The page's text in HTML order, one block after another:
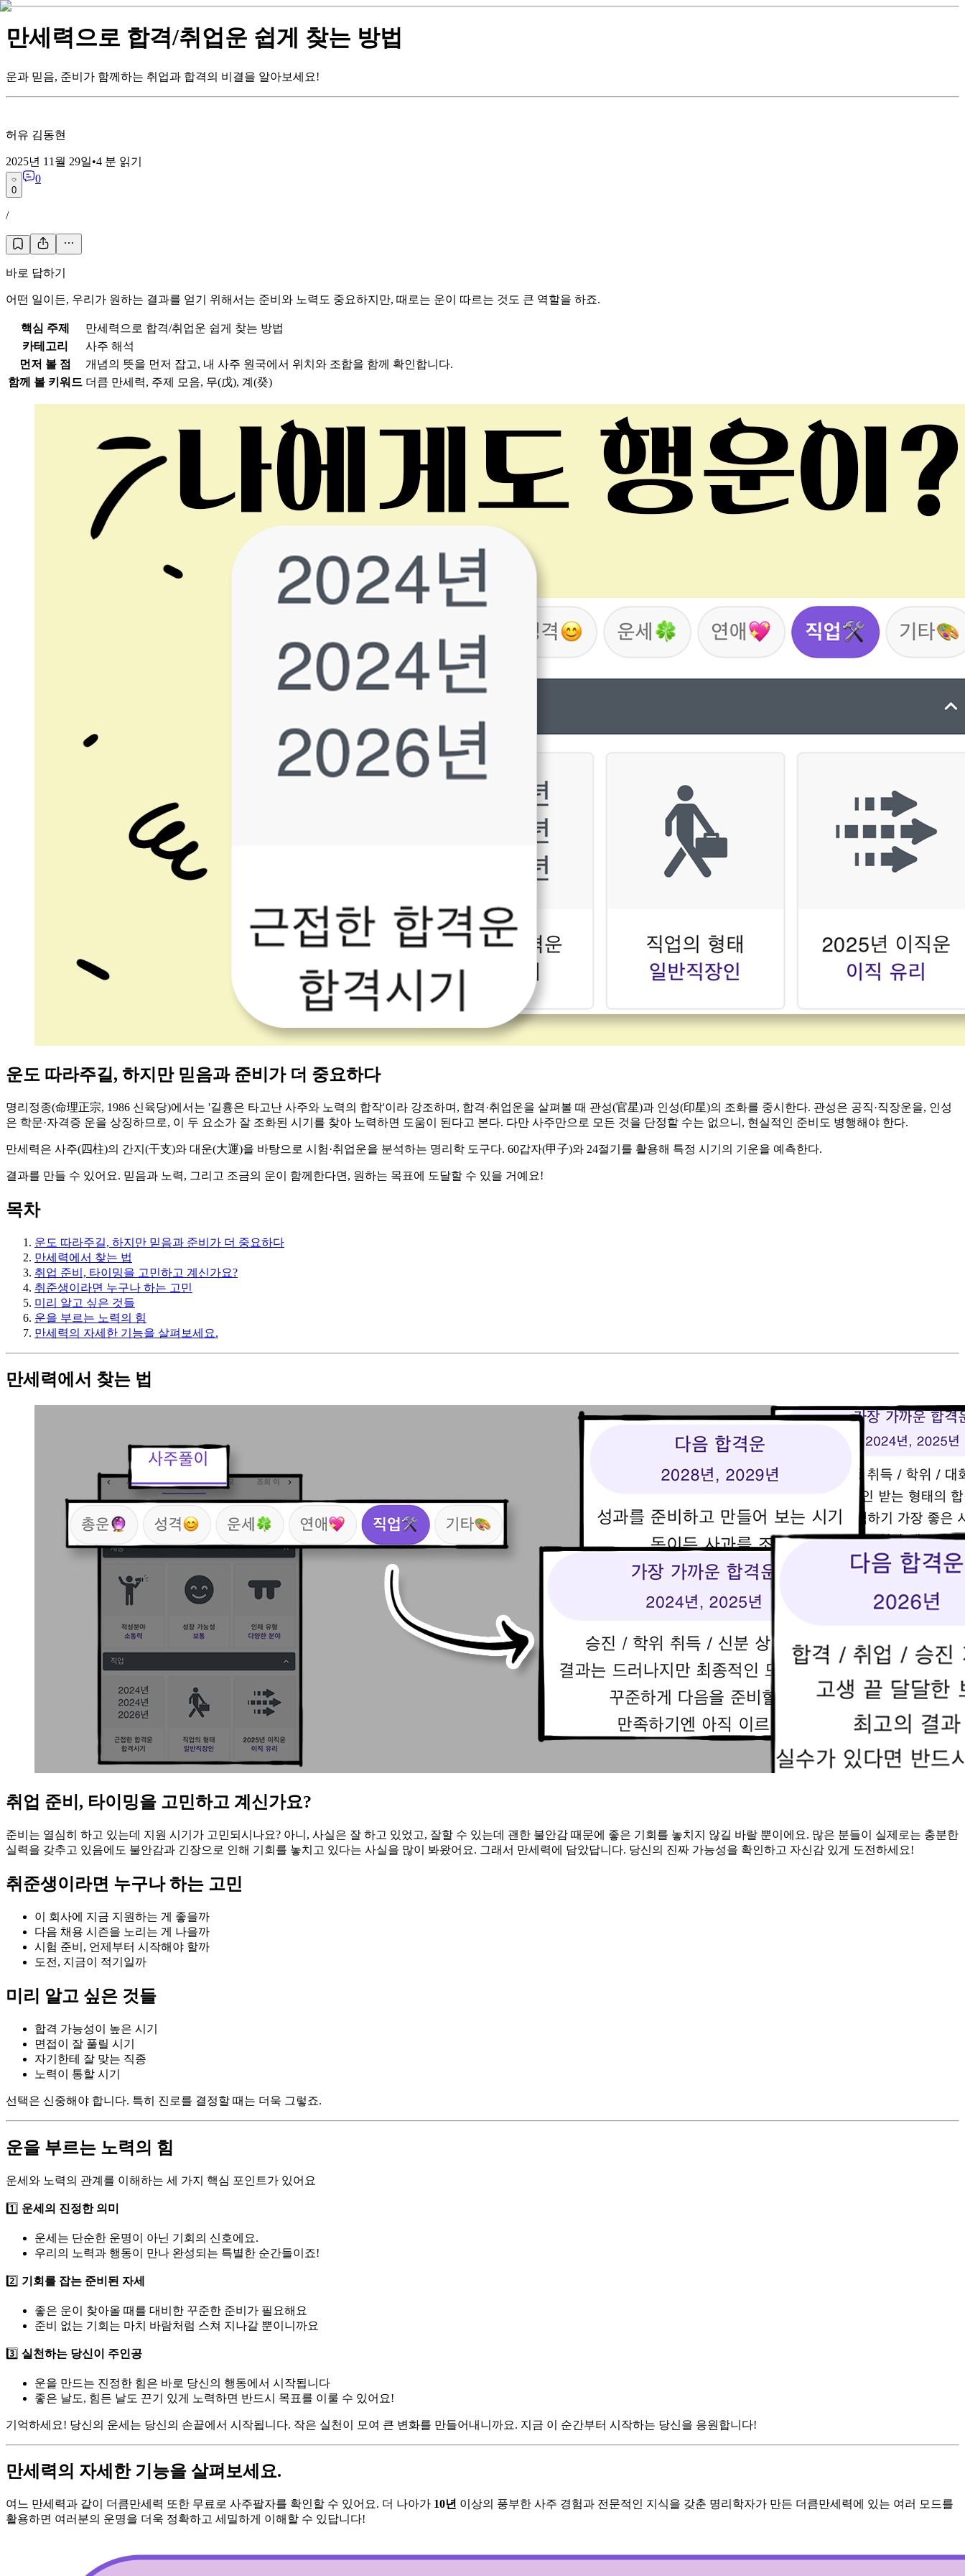
만세력으로 합격/취업운 쉽게 찾는 방법
운과 믿음, 준비가 함께하는 취업과 합격의 비결을 알아보세요!
허유 김동현
2025년 11월 29일•4 분 읽기
0
0
/
바로 답하기
어떤 일이든, 우리가 원하는 결과를 얻기 위해서는 준비와 노력도 중요하지만, 때로는 운이 따르는 것도 큰 역할을 하죠.
핵심 주제
만세력으로 합격/취업운 쉽게 찾는 방법
카테고리
사주 해석
먼저 볼 점
개념의 뜻을 먼저 잡고, 내 사주 원국에서 위치와 조합을 함께 확인합니다.
함께 볼 키워드 더큼 만세력, 주제 모음, 무(戊), 계(癸)
운도 따라주길, 하지만 믿음과 준비가 더 중요하다
명리정종(命理正宗, 1986 신육당)에서는 '길흉은 타고난 사주와 노력의 합작'이라 강조하며, 합격·취업운을 살펴볼 때 관성(官星)과 인성(印星)의 조화를 중시한다. 관성은 공직·직장운을, 인성
은 학문·자격증 운을 상징하므로, 이 두 요소가 잘 조화된 시기를 찾아 노력하면 도움이 된다고 본다. 다만 사주만으로 모든 것을 단정할 수는 없으니, 현실적인 준비도 병행해야 한다.
만세력은 사주(四柱)의 간지(干支)와 대운(大運)을 바탕으로 시험·취업운을 분석하는 명리학 도구다. 60갑자(甲子)와 24절기를 활용해 특정 시기의 기운을 예측한다.
결과를 만들 수 있어요. 믿음과 노력, 그리고 조금의 운이 함께한다면, 원하는 목표에 도달할 수 있을 거예요!
목차
운도 따라주길, 하지만 믿음과 준비가 더 중요하다
만세력에서 찾는 법
취업 준비, 타이밍을 고민하고 계신가요?
취준생이라면 누구나 하는 고민
미리 알고 싶은 것들
운을 부르는 노력의 힘
만세력의 자세한 기능을 살펴보세요.
만세력에서 찾는 법
취업 준비, 타이밍을 고민하고 계신가요?
준비는 열심히 하고 있는데 지원 시기가 고민되시나요? 아니, 사실은 잘 하고 있었고, 잘할 수 있는데 괜한 불안감 때문에 좋은 기회를 놓치지 않길 바랄 뿐이에요. 많은 분들이 실제로는 충분한
실력을 갖추고 있음에도 불안감과 긴장으로 인해 기회를 놓치고 있다는 사실을 많이 봐왔어요. 그래서 만세력에 담았답니다. 당신의 진짜 가능성을 확인하고 자신감 있게 도전하세요!
취준생이라면 누구나 하는 고민
이 회사에 지금 지원하는 게 좋을까
다음 채용 시즌을 노리는 게 나을까
시험 준비, 언제부터 시작해야 할까
도전, 지금이 적기일까
미리 알고 싶은 것들
합격 가능성이 높은 시기
면접이 잘 풀릴 시기
자기한테 잘 맞는 직종
노력이 통할 시기
선택은 신중해야 합니다. 특히 진로를 결정할 때는 더욱 그렇죠.
운을 부르는 노력의 힘
운세와 노력의 관계를 이해하는 세 가지 핵심 포인트가 있어요
1️⃣ 운세의 진정한 의미
운세는 단순한 운명이 아닌 기회의 신호에요.
우리의 노력과 행동이 만나 완성되는 특별한 순간들이죠!
2️⃣ 기회를 잡는 준비된 자세
좋은 운이 찾아올 때를 대비한 꾸준한 준비가 필요해요
준비 없는 기회는 마치 바람처럼 스쳐 지나갈 뿐이니까요
3️⃣ 실천하는 당신이 주인공
운을 만드는 진정한 힘은 바로 당신의 행동에서 시작됩니다
좋은 날도, 힘든 날도 끈기 있게 노력하면 반드시 목표를 이룰 수 있어요!
기억하세요! 당신의 운세는 당신의 손끝에서 시작됩니다. 작은 실천이 모여 큰 변화를 만들어내니까요. 지금 이 순간부터 시작하는 당신을 응원합니다!
만세력의 자세한 기능을 살펴보세요.
여느 만세력과 같이 더큼만세력 또한 무료로 사주팔자를 확인할 수 있어요. 더 나아가 10년 이상의 풍부한 사주 경험과 전문적인 지식을 갖춘 명리학자가 만든 더큼만세력에 있는 여러 모드를
활용하면 여러분의 운명을 더욱 정확하고 세밀하게 이해할 수 있답니다!